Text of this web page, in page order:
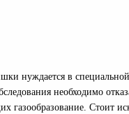
нуждается в
необходимо
газообразование. Стоит